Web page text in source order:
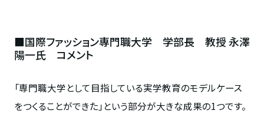
■国際ファッション専門職大学 学部長 教授 永澤
陽一氏 コメント
「専門職大学として目指している実学教育のモデルケース
をつくることができた」という部分が大きな成果の1つです。